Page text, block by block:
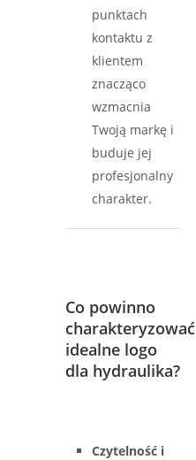
punktach
kontaktu z
klientem
znacząco
wzmacnia
Twoją markę i
buduje jej
profesjonalny
charakter.
Co powinno
charakteryzować
idealne logo
dla hydraulika?
Czytelność i